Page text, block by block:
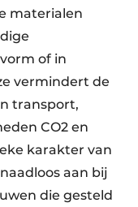
materialen
of in
vermindert de
transport,
CO2 en
karakter van
aan bij
die gesteld